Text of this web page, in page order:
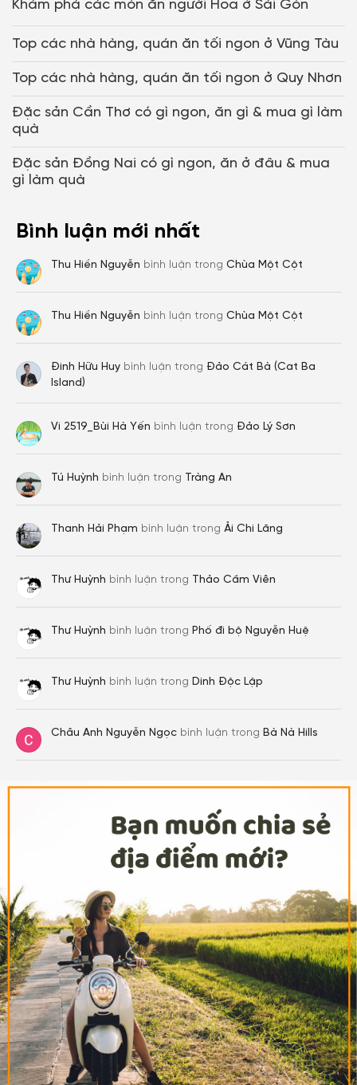
Khám phá các món ăn người Hoa ở Sài Gòn
Top các nhà hàng, quán ăn tối ngon ở Vũng Tàu
Top các nhà hàng, quán ăn tối ngon ở Quy Nhơn
Đặc sản Cần Thơ có gì ngon, ăn gì & mua gì làm
quà
Đặc sản Đồng Nai có gì ngon, ăn ở đâu & mua
gì làm quà
Bình luận mới nhất
Thu Hiền Nguyễn bình luận trong Chùa Một Cột
Thu Hiền Nguyễn bình luận trong Chùa Một Cột
Đinh Hữu Huy bình luận trong Đảo Cát Bà (Cat Ba
Island)
Vi 2519_Bùi Hà Yến bình luận trong Đảo Lý Sơn
Tú Huỳnh bình luận trong Tràng An
Thanh Hải Phạm bình luận trong Ải Chi Lăng
Thư Huỳnh bình luận trong Thảo Cầm Viên
Thư Huỳnh bình luận trong Phố đi bộ Nguyễn Huệ
Thư Huỳnh bình luận trong Dinh Độc Lập
Châu Anh Nguyễn Ngọc bình luận trong Bà Nà Hills
Tạo tài khoản nhanh - nhận nhiều ưu
đãi!
Tạo tài khoản để có thể
dành cho thành viên đến từ các đối tác của Gody.vn dành
cho cộng đồng.
Đăng nhập
Facebook
Đăng nhập Google